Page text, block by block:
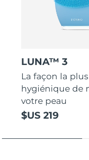
LUNA™ 3
La façon la plus
hygiénique de
votre peau
$US 219